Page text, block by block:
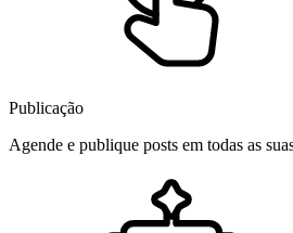
Publicação
Agende e publique posts em todas as